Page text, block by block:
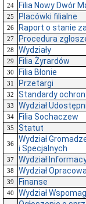
24
Filia Nowy Dwór
25
Placówki filialne
26
Raport o stanie
27
Procedura
28
Wydziały
29
Filia Żyrardów
30
Filia Błonie
31
Przetargi
32
Standardy
33
Wydział
34
Filia Sochaczew
35
Statut
36
Wydział
i Specjalnych
37 Wydział
38
Wydział
39
Finanse
40
Wydział